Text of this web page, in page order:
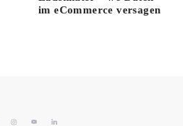
im eCommerce versagen